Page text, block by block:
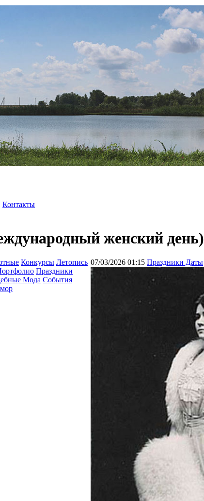
Контакты
женский день)
Конкурсы Летопись
Праздники
Мода События
07/03/2026 01:15 Праздники Даты